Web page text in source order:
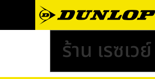
ร้าน เรซเว